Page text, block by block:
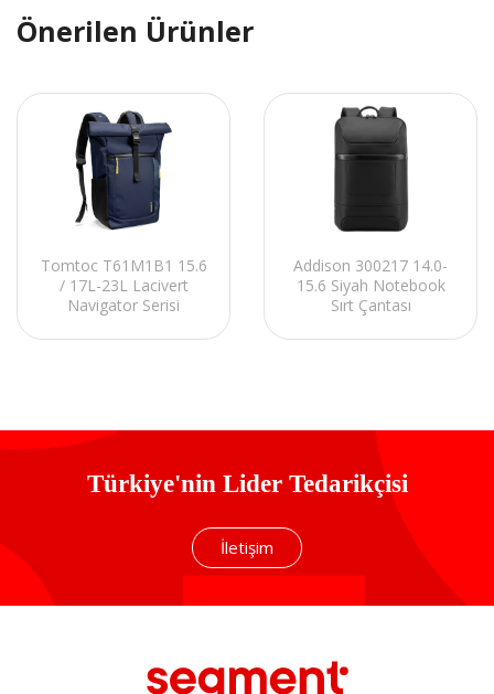
Önerilen Ürünler
Tomtoc T61M1B1 15.6
/ 17L-23L Lacivert
Navigator Serisi
Addison 300217 14.0-
15.6 Siyah Notebook
Sırt Çantası
Türkiye'nin Lider Tedarikçisi
İletişim